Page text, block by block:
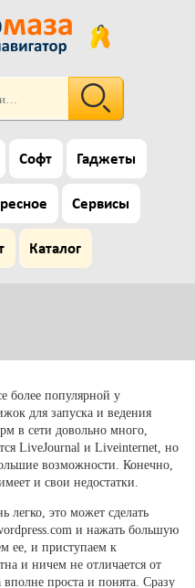
Софт Гаджеты
Сервисы
Каталог
более популярной у
для запуска и ведения
в сети довольно много,
LiveJournal и Liveinternet, но
возможности. Конечно,
и свои недостатки.
легко, это может сделать
и нажать большую
ее, и приступаем к
и ничем не отличается от
проста и понята. Сразу